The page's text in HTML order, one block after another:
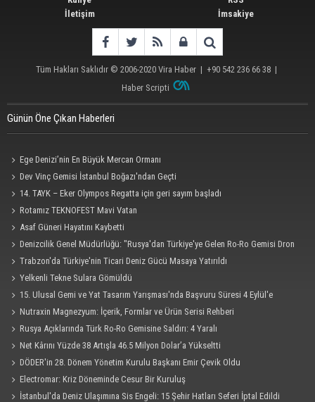
İletişim
İmsakiye
Tüm Hakları Saklıdır © 2006-2020 Vira Haber | +90 542 236 66 38 |
Haber Scripti
Günün Öne Çıkan Haberleri
Ege Denizi’nin En Büyük Mercan Ormanı
Dev Vinç Gemisi İstanbul Boğazı'ndan Geçti
14. TAYK – Eker Olympos Regatta için geri sayım başladı
Rotamız TEKNOFEST Mavi Vatan
Asaf Güneri Hayatını Kaybetti
Denizcilik Genel Müdürlüğü: "Rusya'dan Türkiye'ye Gelen Ro-Ro Gemisi Dron
Saldırısına Uğradı"
Trabzon'da Türkiye'nin Ticari Deniz Gücü Masaya Yatırıldı
Yelkenli Tekne Sulara Gömüldü
15. Ulusal Gemi ve Yat Tasarım Yarışması'nda Başvuru Süresi 4 Eylül'e
Uzatıldı
Nutraxin Magnezyum: İçerik, Formlar ve Ürün Serisi Rehberi
Rusya Açıklarında Türk Ro-Ro Gemisine Saldırı: 4 Yaralı
Net Kârını Yüzde 38 Artışla 46.5 Milyon Dolar’a Yükseltti
DÖDER'in 28. Dönem Yönetim Kurulu Başkanı Emir Çevik Oldu
Electromar: Kriz Döneminde Cesur Bir Kuruluş
İstanbul'da Deniz Ulaşımına Sis Engeli: 15 Şehir Hatları Seferi İptal Edildi